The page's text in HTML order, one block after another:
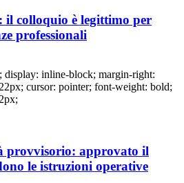
il colloquio è legittimo per
professionali
display: inline-block; margin-right:
cursor: pointer; font-weight: bold;
provvisorio: approvato il
le istruzioni operative